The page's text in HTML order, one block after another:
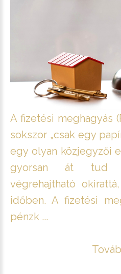
A fizetési meghagyás
sokszor „csak egy
egy olyan közjegyzői
gyorsan át tud
végrehajtható
időben. A fizetési
pénzk ...